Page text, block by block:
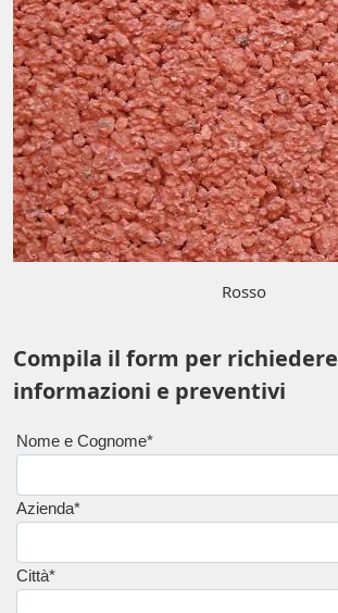
Rosso
Compila il form per richiedere
informazioni e preventivi
Nome e Cognome*
Azienda*
Città*